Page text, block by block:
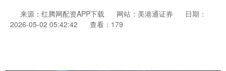
来源：红腾网配资APP下载 网站：美港通证券
日期：
2026-05-02 05:42:42
查看：179